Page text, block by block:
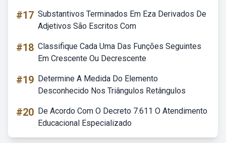
#17 Substantivos Terminados Em Eza Derivados De
Adjetivos São Escritos Com
#18 Classifique Cada Uma Das Funções Seguintes
Em Crescente Ou Decrescente
#19 Determine A Medida Do Elemento
Desconhecido Nos Triângulos Retângulos
#20 De Acordo Com O Decreto 7.611 O Atendimento
Educacional Especializado